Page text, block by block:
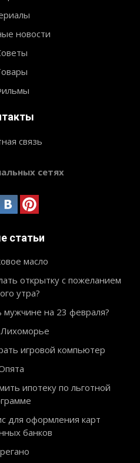
новости
связь
сетях
статьи
масло
открытку с пожеланием
утра?
на 23 февраля?
игровой компьютер
ипотеку по льготной
для оформления карт
банков